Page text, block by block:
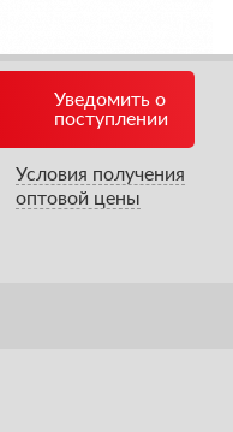
Уведомить о
поступлении
Условия получения
оптовой цены